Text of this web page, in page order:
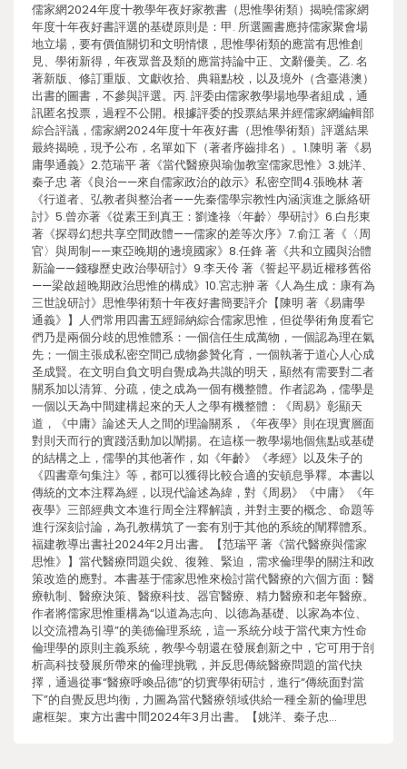
儒家網2024年度十教學年夜好家教書（思惟學術類）揭曉儒家網
年度十年夜好書評選的基礎原則是：甲. 所選圖書應持儒家聚會場
地立場，要有價值關切和文明情懷，思惟學術類的應當有思惟創
見、學術新得，年夜眾普及類的應當持論中正、文辭優美。乙. 名
著新版、修訂重版、文獻收拾、典籍點校，以及境外（含臺港澳）
出書的圖書，不參與評選。丙. 評委由儒家教學場地學者組成，通
訊匿名投票，過程不公開。根據評委的投票結果并經儒家網編輯部
綜合評議，儒家網2024年度十年夜好書（思惟學術類）評選結果
最終揭曉，現予公布，名單如下（著者序齒排名）。1.陳明 著《易
庸學通義》2.范瑞平 著《當代醫療與瑜伽教室儒家思惟》3.姚洋、
秦子忠 著《良治——來自儒家政治的啟示》私密空間4.張晚林 著
《行道者、弘教者與整治者——先秦儒學宗教性內涵演進之脈絡研
討》5.曾亦著《從素王到真王：劉逢祿〈年齡〉學研討》6.白彤東
著《探尋幻想共享空間政體——儒家的差等次序》7.俞江 著《〈周
官〉與周制——東亞晚期的邊境國家》8.任鋒 著《共和立國與治體
新論——錢穆歷史政治學研討》9.李天伶 著《誓起平易近權移舊俗
——梁啟超晚期政治思惟的構成》10.宮志翀 著《人為生成：康有為
三世說研討》思惟學術類十年夜好書簡要評介【陳明 著《易庸學
通義》】人們常用四書五經歸納綜合儒家思惟，但從學術角度看它
們乃是兩個分歧的思惟體系：一個信任生成萬物，一個認為理在氣
先；一個主張成私密空間己成物參贊化育，一個執著于道心人心成
圣成賢。在文明自負文明自覺成為共識的明天，顯然有需要對二者
關系加以清算、分疏，使之成為一個有機整體。作者認為，儒學是
一個以天為中間建構起來的天人之學有機整體：《周易》彰顯天
道，《中庸》論述天人之間的理論關系，《年夜學》則在現實層面
對則天而行的實踐活動加以闡揚。在這樣一教學場地個焦點或基礎
的結構之上，儒學的其他著作，如《年齡》《孝經》以及朱子的
《四書章句集注》等，都可以獲得比較合適的安頓息爭釋。本書以
傳統的文本注釋為經，以現代論述為緯，對《周易》《中庸》《年
夜學》三部經典文本進行周全注釋解讀，并對主要的概念、命題等
進行深刻討論，為孔教構筑了一套有別于其他的系統的闡釋體系。
福建教導出書社2024年2月出書。【范瑞平 著《當代醫療與儒家
思惟》】當代醫療問題尖銳、復雜、緊迫，需求倫理學的關注和政
策改造的應對。本書基于儒家思惟來檢討當代醫療的六個方面：醫
療軌制、醫療決策、醫療科技、器官醫療、精力醫療和老年醫療。
作者將儒家思惟重構為“以道為志向、以德為基礎、以家為本位、
以交流禮為引導”的美德倫理系統，這一系統分歧于當代東方性命
倫理學的原則主義系統，教學今朝還在發展創新之中，它可用于剖
析高科技發展所帶來的倫理挑戰，并反思傳統醫療問題的當代抉
擇，通過從事“醫療呼喚品德”的切實學術研討，進行“傳統面對當
下”的自覺反思均衡，力圖為當代醫療領域供給一種全新的倫理思
慮框架。東方出書中間2024年3月出書。【姚洋、秦子忠…